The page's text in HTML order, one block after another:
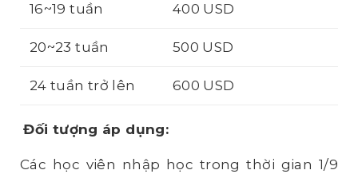
16~19 tuần 400 USD
20~23 tuần 500 USD
24 tuần trở lên 600 USD
Đối tượng áp dụng:
Các học viên nhập học trong thời gian 1/9